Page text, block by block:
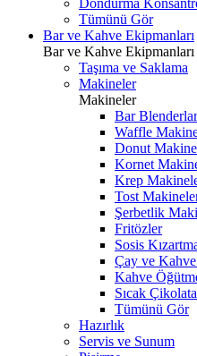
Dondurma
Tümünü Gör
Bar ve Kahve Ekipmanları
Bar ve Kahve Ekipmanları
Taşıma ve Saklama
Makineler
Makineler
Bar
Waffle
Donut
Kornet
Krep
Tost
Şerbetlik
Fritözler
Sosis
Çay ve
Kahve
Sıcak
Tümünü Gör
Hazırlık
Servis ve Sunum